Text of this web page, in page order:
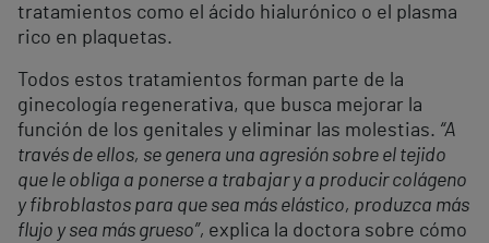
tratamientos como el ácido hialurónico o el plasma
rico en plaquetas.
Todos estos tratamientos forman parte de la
ginecología regenerativa, que busca mejorar la
función de los genitales y eliminar las molestias. “A
través de ellos, se genera una agresión sobre el tejido
que le obliga a ponerse a trabajar y a producir colágeno
y fibroblastos para que sea más elástico, produzca más
flujo y sea más grueso”, explica la doctora sobre cómo